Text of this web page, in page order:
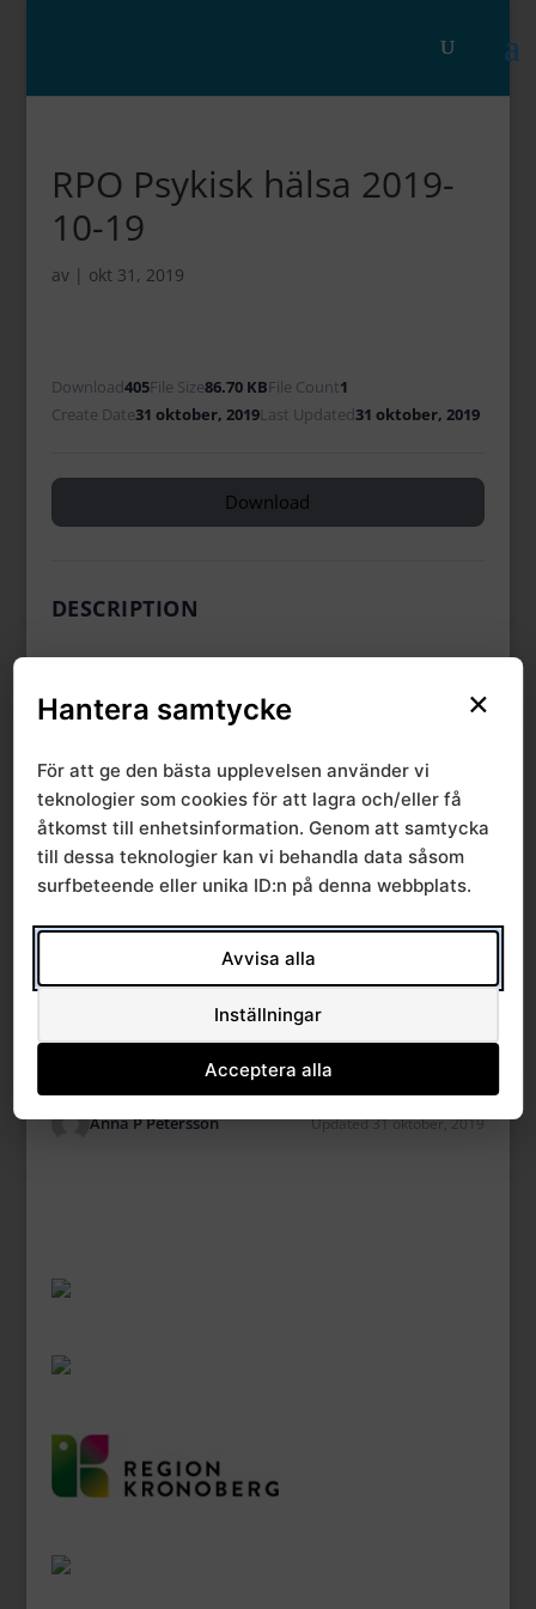
RPO Psykisk hälsa 2019-
10-19
av | okt 31, 2019
Download405File Size86.70 KBFile Count1
Create Date31 oktober, 2019Last Updated31 oktober, 2019
Download
DESCRIPTION
CATEGORIES & TAGS
Kunskapsstyrning , RPO Psykisk hälsa ,
RPO samtliga , SRVN
No related download found!
Anna P Petersson Updated 31 oktober, 2019
×
Hantera samtycke
För att ge den bästa upplevelsen använder vi
teknologier som cookies för att lagra och/eller få
åtkomst till enhetsinformation. Genom att samtycka
till dessa teknologier kan vi behandla data såsom
surfbeteende eller unika ID:n på denna webbplats.
Avvisa alla
Inställningar
Acceptera alla